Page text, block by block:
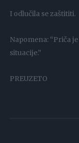
I odlučila se zaštititi.
Napomena: “Priča
situacije.”
PREUZETO